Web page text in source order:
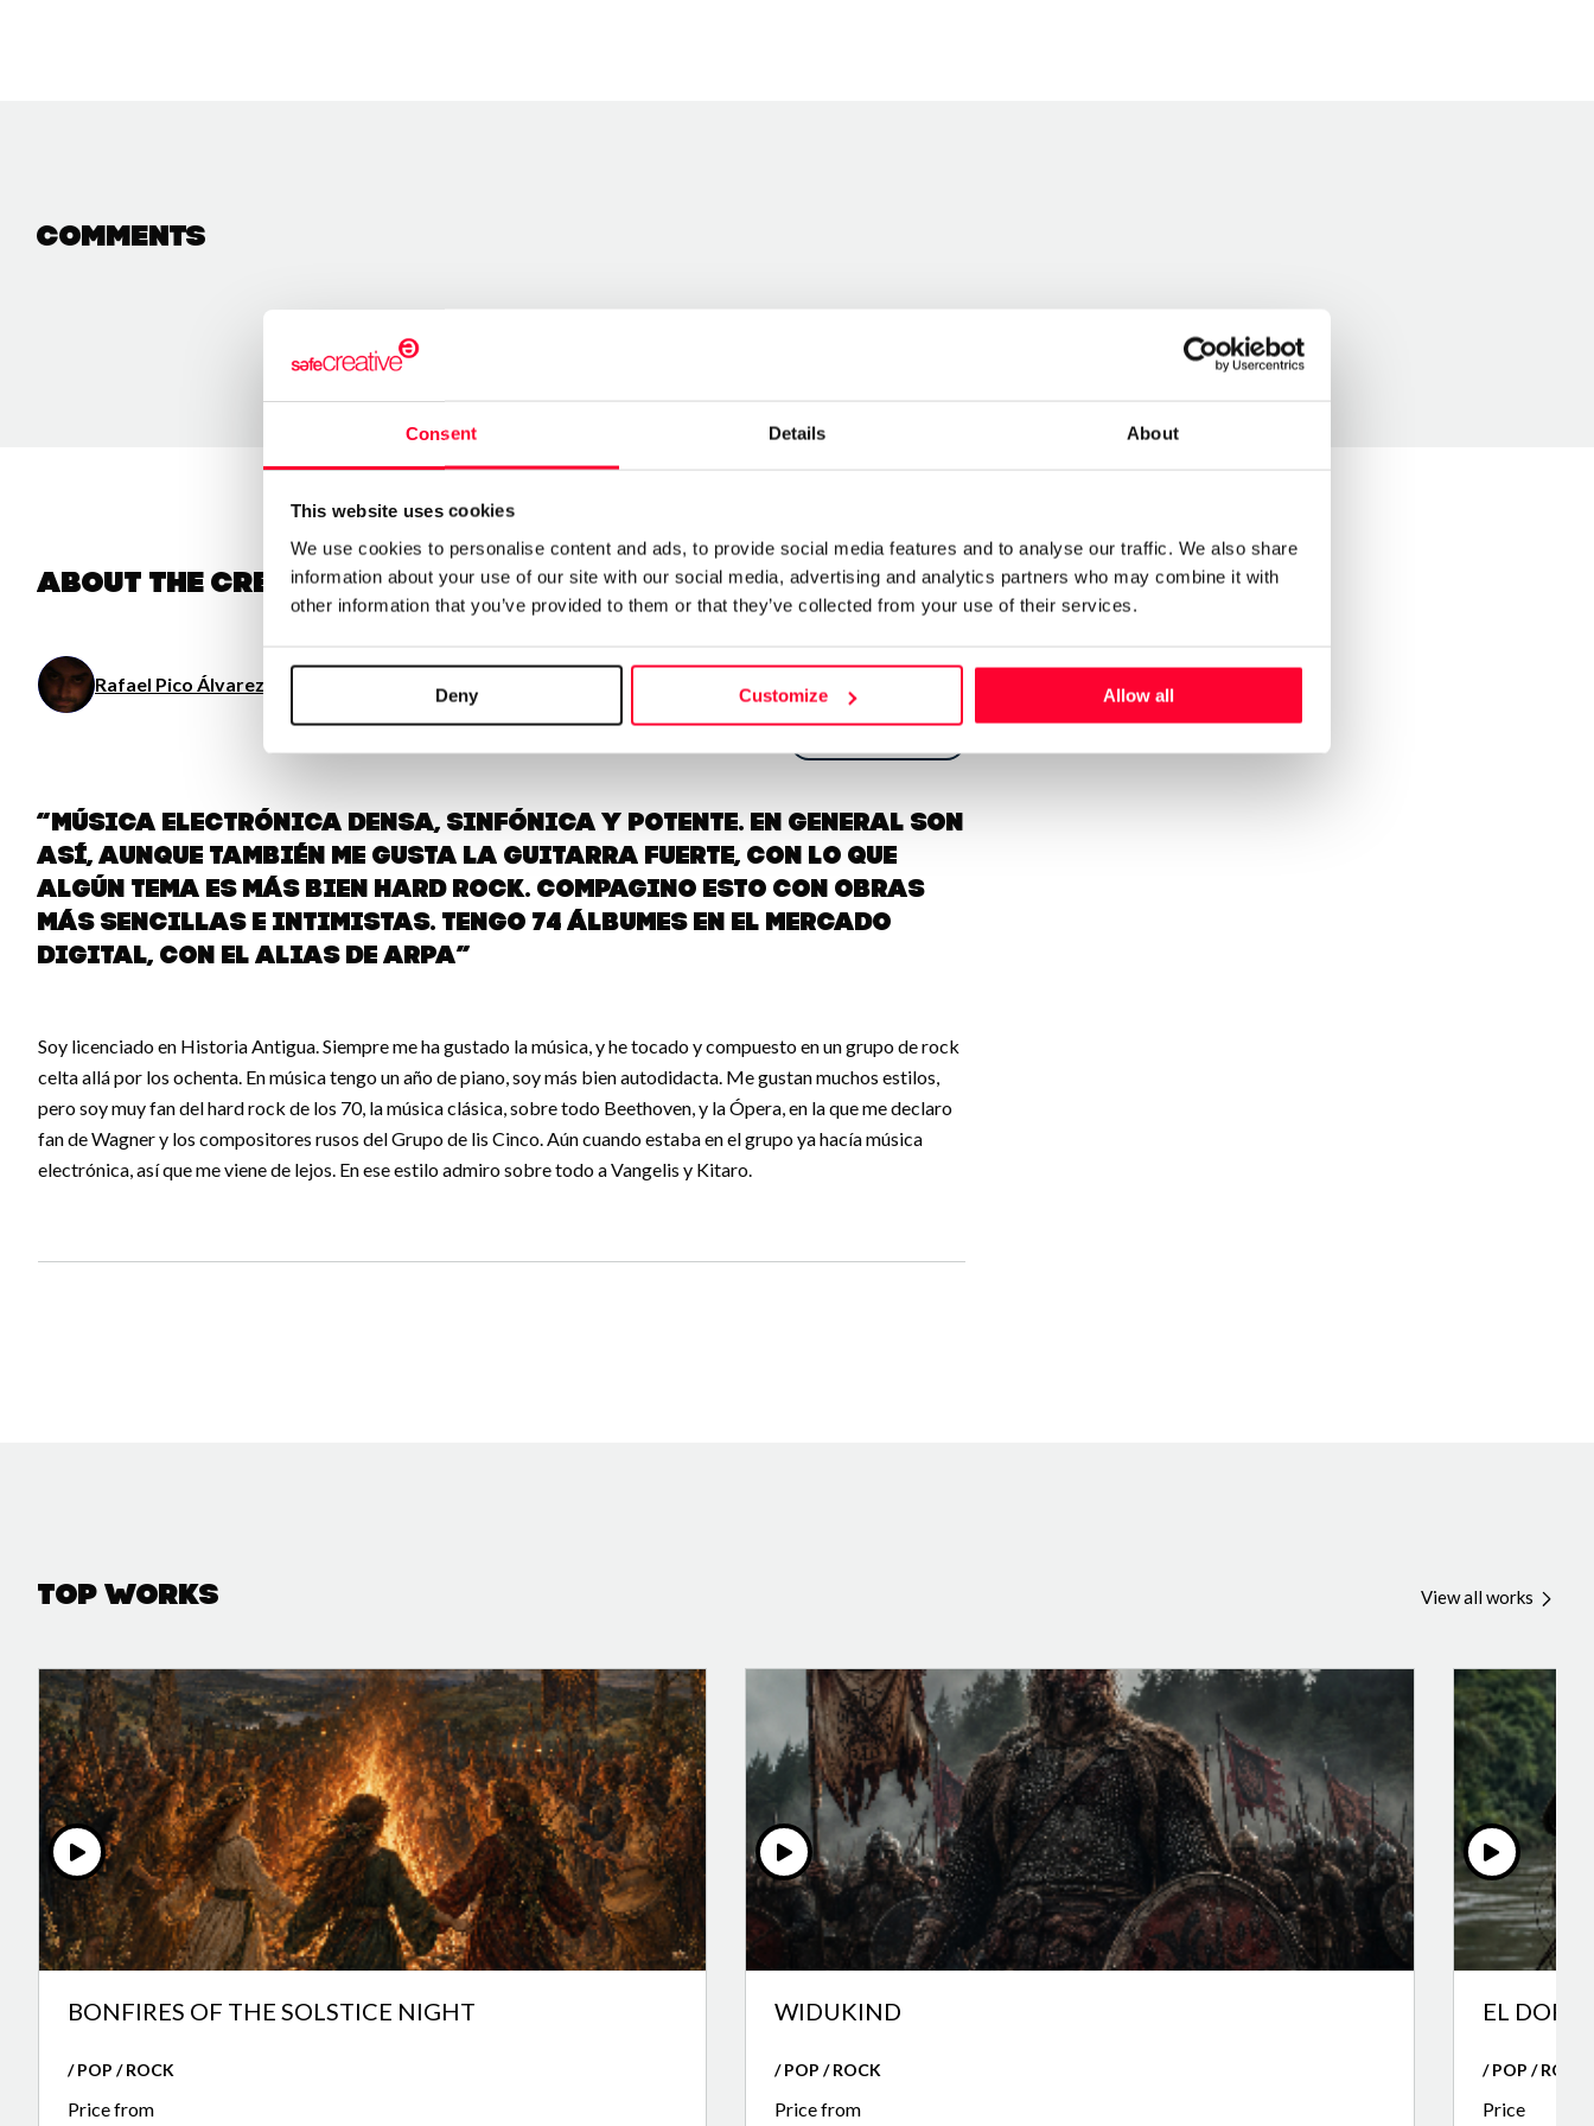
Consent Details About
This website uses cookies
We use cookies to personalise content and ads, to provide social media features and to analyse our traffic. We also share
information about your use of our site with our social media, advertising and analytics partners who may combine it with
other information that you’ve provided to them or that they’ve collected from your use of their services.
Deny Customize Allow all
Comments
About the creator
Rafael Pico Álvarez
“Música electrónica densa, sinfónica y potente. En general son
así, aunque también me gusta la guitarra fuerte, con lo que
algún tema es más bien hard rock. Compagino esto con obras
más sencillas e intimistas. Tengo 74 álbumes en el mercado
digital, con el alias de aRPA”
Soy licenciado en Historia Antigua. Siempre me ha gustado la música, y he tocado y compuesto en un grupo de rock
celta allá por los ochenta. En música tengo un año de piano, soy más bien autodidacta. Me gustan muchos estilos,
pero soy muy fan del hard rock de los 70, la música clásica, sobre todo Beethoven, y la Ópera, en la que me declaro
fan de Wagner y los compositores rusos del Grupo de lis Cinco. Aún cuando estaba en el grupo ya hacía música
electrónica, así que me viene de lejos. En ese estilo admiro sobre todo a Vangelis y Kitaro.
Top Works View all works
BONFIRES OF THE SOLSTICE NIGHT
/ POP / ROCK
Price from
WIDUKIND
/ POP / ROCK
Price from
EL
/ POP / ROCK
Price